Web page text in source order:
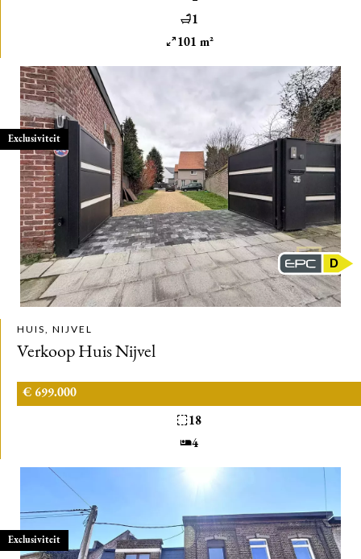
1
101 m²
HUIS, NIJVEL
Verkoop Huis Nijvel
€ 699.000
18
4
Exclusiviteit
D
Exclusiviteit